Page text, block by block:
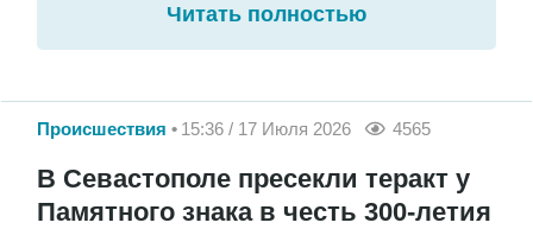
Читать полностью
Происшествия 15:36 / 17 Июля 2026 4565
В Севастополе пресекли теракт у
Памятного знака в честь 300-летия